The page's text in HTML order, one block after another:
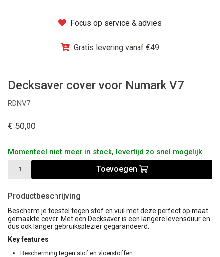
Focus op service & advies
Gratis levering vanaf €49
Decksaver cover voor Numark V7
RDNV7
€ 50,00
Momenteel niet meer in stock, levertijd zo snel mogelijk
Toevoegen
Productbeschrijving
Bescherm je toestel tegen stof en vuil met deze perfect op maat
gemaakte cover. Met een Decksaver is een langere levensduur en
dus ook langer gebruiksplezier gegarandeerd.
Key features
Bescherming tegen stof en vloeistoffen